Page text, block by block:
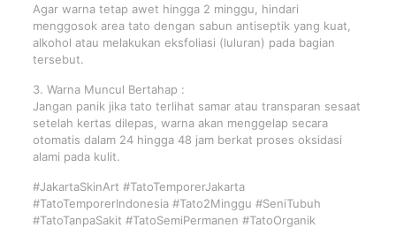
Agar warna tetap awet hingga 2 minggu, hindari
menggosok area tato dengan sabun antiseptik yang kuat,
alkohol atau melakukan eksfoliasi (luluran) pada bagian
tersebut.
3. Warna Muncul Bertahap :
Jangan panik jika tato terlihat samar atau transparan sesaat
setelah kertas dilepas, warna akan menggelap secara
otomatis dalam 24 hingga 48 jam berkat proses oksidasi
alami pada kulit.
#JakartaSkinArt #TatoTemporerJakarta
#TatoTemporerIndonesia #Tato2Minggu #SeniTubuh
#TatoTanpaSakit #TatoSemiPermanen #TatoOrganik